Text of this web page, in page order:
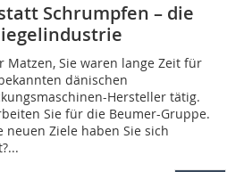
Schrumpfen – die
Matzen, Sie waren lange Zeit für
dänischen
Hersteller tätig.
Sie für die Beumer-Gruppe.
neuen Ziele haben Sie sich